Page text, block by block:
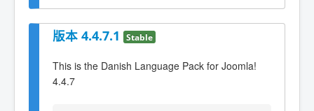
版本 4.4.7.1 Stable
This is the Danish Language Pack for Joomla!
4.4.7